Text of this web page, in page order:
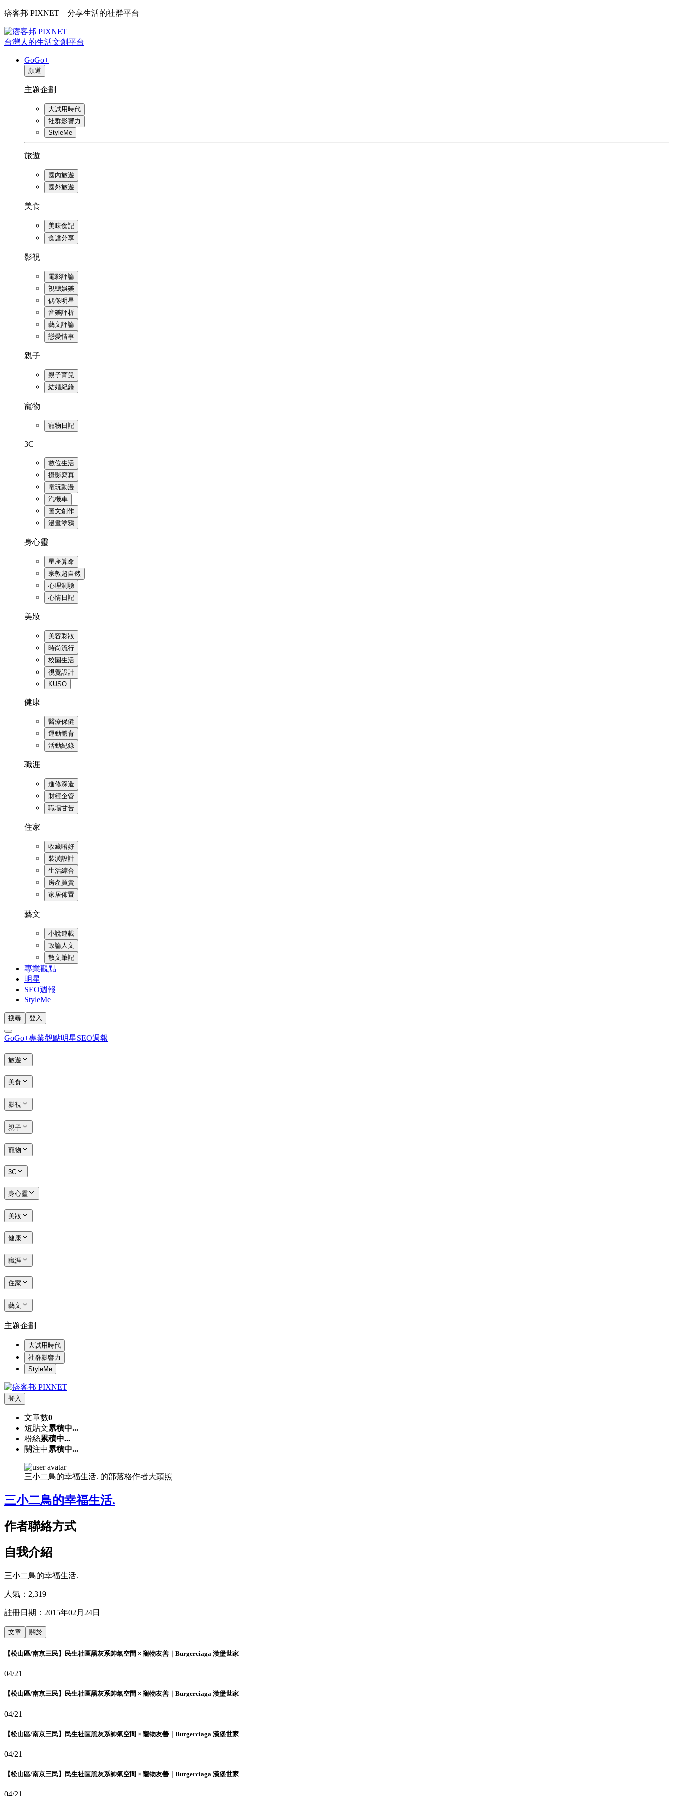
痞客邦 PIXNET – 分享生活的社群平台
台灣人的生活文創平台
GoGo+
頻道
主題企劃
大試用時代
社群影響力
StyleMe
旅遊
國內旅遊
國外旅遊
美食
美味食記
食譜分享
影視
電影評論
視聽娛樂
偶像明星
音樂評析
藝文評論
戀愛情事
親子
親子育兒
結婚紀錄
寵物
寵物日記
3C
數位生活
攝影寫真
電玩動漫
汽機車
圖文創作
漫畫塗鴉
身心靈
星座算命
宗教超自然
心理測驗
心情日記
美妝
美容彩妝
時尚流行
校園生活
視覺設計
KUSO
健康
醫療保健
運動體育
活動紀錄
職涯
進修深造
財經企管
職場甘苦
住家
收藏嗜好
裝潢設計
生活綜合
房產買賣
家居佈置
藝文
小說連載
政論人文
散文筆記
專業觀點
明星
SEO週報
StyleMe
搜尋 登入
GoGo+專業觀點明星SEO週報
旅遊
美食
影視
親子
寵物
3C
身心靈
美妝
健康
職涯
住家
藝文
主題企劃
大試用時代
社群影響力
StyleMe
登入
文章數0
短貼文累積中...
粉絲累積中...
關注中 累積中...
三小二鳥的幸福生活. 的部落格作者大頭照
三小二鳥的幸福生活.
作者聯絡方式
自我介紹
三小二鳥的幸福生活.
人氣： 2,319
註冊日期： 2015年02月24日
文章 關於
【松山區/南京三民】民生社區黑灰系帥氣空間 × 寵物友善｜Burgerciaga 漢堡世家
04/21
【松山區/南京三民】民生社區黑灰系帥氣空間 × 寵物友善｜Burgerciaga 漢堡世家
04/21
【松山區/南京三民】民生社區黑灰系帥氣空間 × 寵物友善｜Burgerciaga 漢堡世家
04/21
【松山區/南京三民】民生社區黑灰系帥氣空間 × 寵物友善｜Burgerciaga 漢堡世家